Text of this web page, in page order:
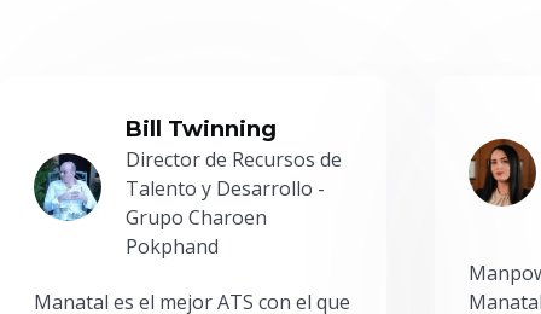
Bill Twinning
Director de Recursos de
Talento y Desarrollo -
Grupo Charoen
Pokphand
Manatal es el mejor ATS con el que